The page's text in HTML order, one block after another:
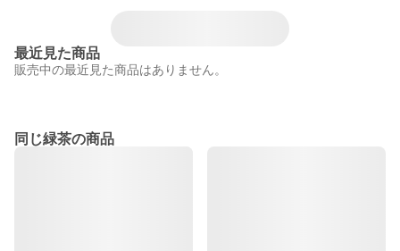
最近見た商品
販売中の最近見た商品はありません。
同じ緑茶の商品